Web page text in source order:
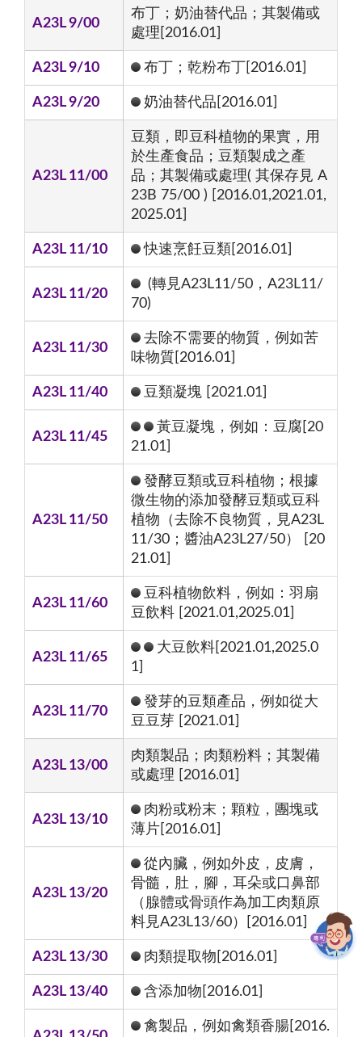
A23L 9/00
布丁；奶油替代品；其製備或
處理[2016.01]
A23L 9/10 布丁；乾粉布丁[2016.01]
A23L 9/20 奶油替代品[2016.01]
A23L 11/00
豆類，即豆科植物的果實，用
於生產食品；豆類製成之產
品；其製備或處理( 其保存見 A
23B 75/00 ) [2016.01,2021.01,
2025.01]
A23L 11/10 快速烹飪豆類[2016.01]
A23L 11/20
(轉見A23L11/50，A23L11/
70)
A23L 11/30
去除不需要的物質，例如苦
味物質[2016.01]
A23L 11/40 豆類凝塊 [2021.01]
A23L 11/45
黃豆凝塊，例如：豆腐[20
21.01]
A23L 11/50
發酵豆類或豆科植物；根據
微生物的添加發酵豆類或豆科
植物（去除不良物質，見A23L
11/30；醬油A23L27/50） [20
21.01]
A23L 11/60
豆科植物飲料，例如：羽扇
豆飲料 [2021.01,2025.01]
A23L 11/65
大豆飲料[2021.01,2025.0
1]
A23L 11/70
發芽的豆類產品，例如從大
豆豆芽 [2021.01]
A23L 13/00
肉類製品；肉類粉料；其製備
或處理 [2016.01]
A23L 13/10
肉粉或粉末；顆粒，團塊或
薄片[2016.01]
A23L 13/20
從內臟，例如外皮，皮膚，
骨髓，肚，腳，耳朵或口鼻部
（腺體或骨頭作為加工肉類原
料見A23L13/60）[2016.01]
A23L 13/30 肉類提取物[2016.01]
A23L 13/40 含添加物[2016.01]
禽製品，例如禽類香腸[2016.